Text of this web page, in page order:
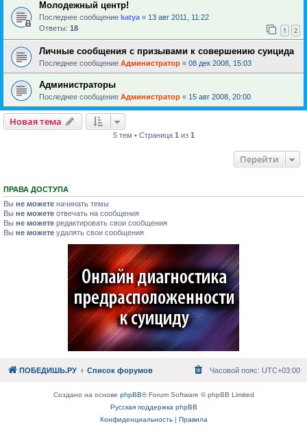
Молодежный центр!
Последнее сообщение katya « 13 авг 2011, 11:22
Ответы: 18 1 2
Личные сообщения с призывами к совершению суицида
Последнее сообщение Администратор « 08 дек 2008, 15:03
Администраторы
Последнее сообщение Администратор « 15 авг 2008, 20:00
Новая тема
5 тем • Страница 1 из 1
Перейти
ПРАВА ДОСТУПА
Вы не можете начинать темы
Вы не можете отвечать на сообщения
Вы не можете редактировать свои сообщения
Вы не можете удалять свои сообщения
ПОБЕДИШЬ.РУ Список форумов Часовой пояс: UTC+03:00
Создано на основе phpBB® Forum Software © phpBB Limited
Русская поддержка phpBB
Конфиденциальность| Правила